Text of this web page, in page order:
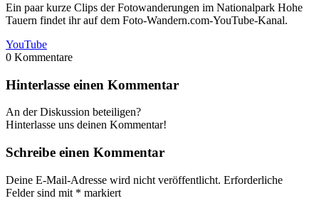
Ein paar kurze Clips der Fotowanderungen im Nationalpark Hohe
Tauern findet ihr auf dem Foto-Wandern.com-YouTube-Kanal.
YouTube
0 Kommentare
Hinterlasse einen Kommentar
An der Diskussion beteiligen?
Hinterlasse uns deinen Kommentar!
Schreibe einen Kommentar
Deine E-Mail-Adresse wird nicht veröffentlicht. Erforderliche
Felder sind mit * markiert